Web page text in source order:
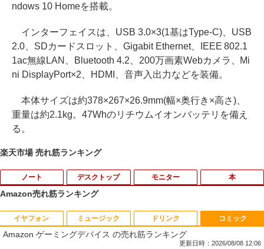
ndows 10 Homeを搭載。
インターフェイスは、USB 3.0×3(1基はType-C)、USB
2.0、SDカードスロット、Gigabit Ethernet、IEEE 802.1
1ac無線LAN、Bluetooth 4.2、200万画素Webカメラ、Mi
ni DisplayPort×2、HDMI、音声入出力などを装備。
本体サイズは約378×267×26.9mm(幅×奥行き×高さ)、
重量は約2.1kg。47Whのリチウムイオンバッテリを備え
る。
楽天市場 売れ筋ランキング
ノート
1
バッファロー HD-LE4U3-BB USB3.2(Ge
n.1)対応外付けHDD 4TB ブラック
デスクトップ
1
【★最大100%ポイント】おまかせ 中古
パソコン Windows XP Celeron or Core
2 メモリ 4GB HDD 250GB DVDドライブ
モニター
1
HP ProDisplay P19A 19インチ スクエア
ブラック LED液晶モニター 薄型 ノング
レア 液晶ディスプレイ 1280x1024 SXG
本
1
【予約商品】嘘喰い コミック 全巻セット
（全49巻セット・完結）迫稔雄 「透明カ
Amazon売れ筋ランキング
イヤフォン ミュージック ドリンク コミック
Amazon ゲーミングデバイス の売れ筋ランキング
更新日時：2026/08/08 12:06